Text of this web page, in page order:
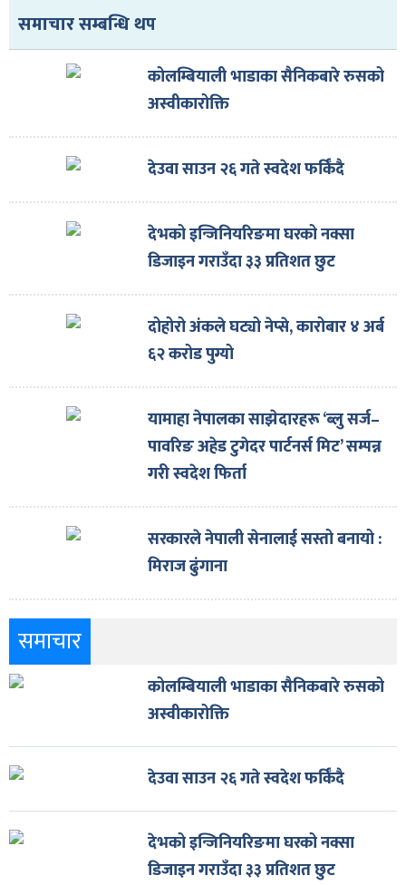
समाचार सम्बन्धि थप
कोलम्बियाली भाडाका सैनिकबारे रुसको
अस्वीकारोक्ति
देउवा साउन २६ गते स्वदेश फर्किँदै
देभको इन्जिनियरिङमा घरको नक्सा
डिजाइन गराउँदा ३३ प्रतिशत छुट
दोहोरो अंकले घट्यो नेप्से, कारोबार ४ अर्ब
६२ करोड पुग्यो
यामाहा नेपालका साझेदारहरू ‘ब्लु सर्ज–
पावरिङ अहेड टुगेदर पार्टनर्स मिट’ सम्पन्न
गरी स्वदेश फिर्ता
सरकारले नेपाली सेनालाई सस्तो बनायो :
मिराज ढुंगाना
समाचार
कोलम्बियाली भाडाका सैनिकबारे रुसको
अस्वीकारोक्ति
देउवा साउन २६ गते स्वदेश फर्किँदै
देभको इन्जिनियरिङमा घरको नक्सा
डिजाइन गराउँदा ३३ प्रतिशत छुट